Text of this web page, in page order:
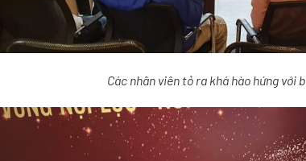
Các nhân viên tỏ ra khá hào hứng với